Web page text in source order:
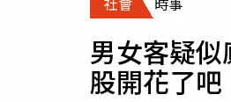
男女客疑
股開花了吧